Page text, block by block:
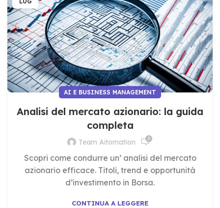
AI E BUSINESS MANAGEMENT
Analisi del mercato azionario: la guida
completa
Team Aitomation 0
Scopri come condurre un’ analisi del mercato
azionario efficace. Titoli, trend e opportunità
d’investimento in Borsa.
CONTINUA A LEGGERE